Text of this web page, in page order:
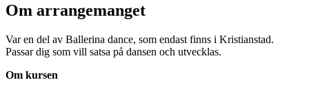
Om arrangemanget
Var en del av Ballerina dance, som endast finns i Kristianstad.
Passar dig som vill satsa på dansen och utvecklas.
Om kursen